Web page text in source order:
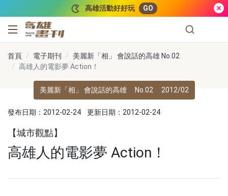
高雄活動好好玩 GO
高雄畫刊
首頁 電子期刊
美麗新「相」 會說話的高雄 No.02
高雄人的電影夢 Action！
美麗新「相」 會說話的高雄 No.02 2012/02
發布日期：2012-02-24 更新日期：2012-02-24
【城市觀點】
高雄人的電影夢 Action！